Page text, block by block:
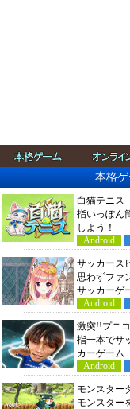
本格
白猫テニス
指いっぽん
しよう！
Android
サッカース
思わずファ
サッカーゲ
Android
激突!!プニ
指一本でサ
カーゲーム
Android
モンスター
モンスター